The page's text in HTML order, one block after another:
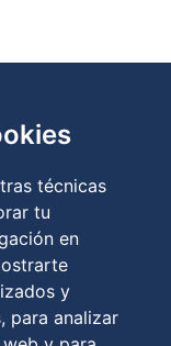
técnicas
tu
en
y
para analizar
opinar
de contacto|Aviso
de cookies|RGPD